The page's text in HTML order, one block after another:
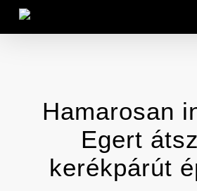
Skip
Hamarosan
Egert
kerékpárút